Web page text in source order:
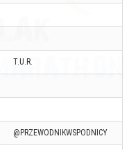
T.U.R.
@PRZEWODNIKWSPODNICY